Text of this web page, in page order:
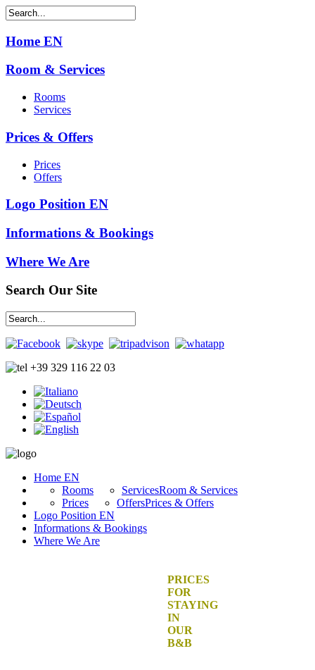
Home EN
Room & Services
Rooms
Services
Prices & Offers
Prices
Offers
Logo Position EN
Informations & Bookings
Where We Are
Search Our Site
+39 329 116 22 03
Home EN
Room & Services
Rooms
Services
Prices & Offers
Prices
Offers
Logo Position EN
Informations & Bookings
Where We Are
PRICES
FOR
STAYING
IN
OUR
B&B